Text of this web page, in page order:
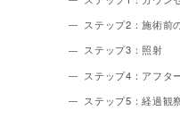
ステップ2：施術前
ステップ3：照射
ステップ4：アフタ
ステップ5：経過観